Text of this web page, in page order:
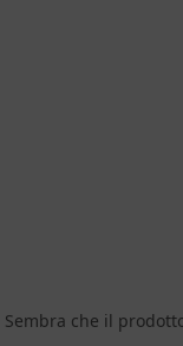
Sembra che il